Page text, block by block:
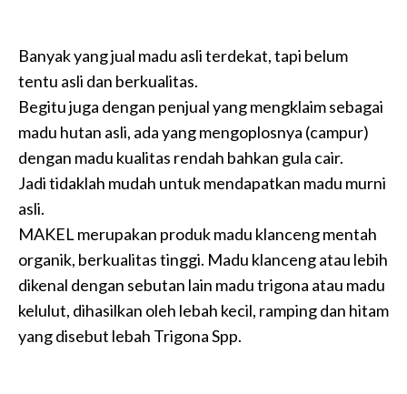
Banyak yang jual madu asli terdekat, tapi belum
tentu asli dan berkualitas.
Begitu juga dengan penjual yang mengklaim sebagai
madu hutan asli, ada yang mengoplosnya (campur)
dengan madu kualitas rendah bahkan gula cair.
Jadi tidaklah mudah untuk mendapatkan madu murni
asli.
MAKEL merupakan produk madu klanceng mentah
organik, berkualitas tinggi. Madu klanceng atau lebih
dikenal dengan sebutan lain madu trigona atau madu
kelulut, dihasilkan oleh lebah kecil, ramping dan hitam
yang disebut lebah Trigona Spp.